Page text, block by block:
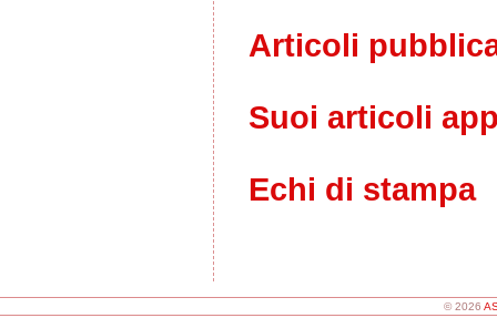
Articoli
Suoi articoli
Echi di stampa
© 2026